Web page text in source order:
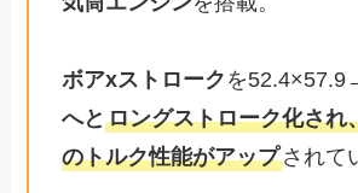
ボアxストローク を
へとロングストローク化され
のトルク性能がアップされて